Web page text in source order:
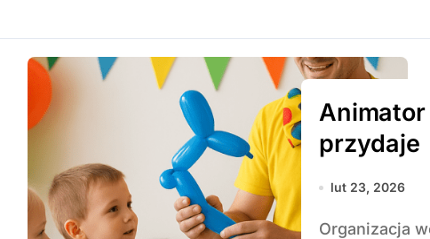
Animator
przydaje
lut 23, 2026
Organizacja wesela to nie tylko eleganckie stoły,